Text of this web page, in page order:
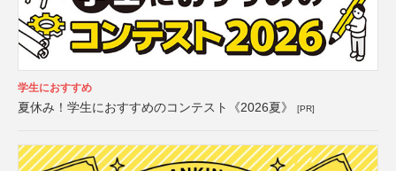
学生におすすめ
夏休み！学生におすすめのコンテスト《2026夏》 [PR]